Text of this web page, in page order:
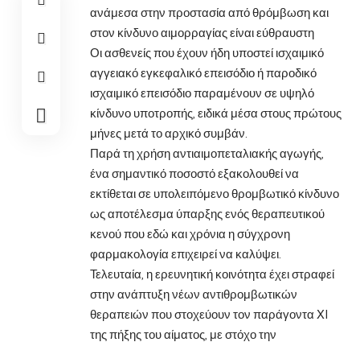
ανάμεσα στην προστασία από θρόμβωση και
στον κίνδυνο αιμορραγίας είναι εύθραυστη
Οι ασθενείς που έχουν ήδη υποστεί ισχαιμικό
αγγειακό εγκεφαλικό επεισόδιο ή παροδικό
ισχαιμικό επεισόδιο παραμένουν σε υψηλό
κίνδυνο υποτροπής, ειδικά μέσα στους πρώτους
μήνες μετά το αρχικό συμβάν.
Παρά τη χρήση αντιαιμοπεταλιακής αγωγής,
ένα σημαντικό ποσοστό εξακολουθεί να
εκτίθεται σε υπολειπόμενο θρομβωτικό κίνδυνο
ως αποτέλεσμα ύπαρξης ενός θεραπευτικού
κενού που εδώ και χρόνια η σύγχρονη
φαρμακολογία επιχειρεί να καλύψει.
Τελευταία, η ερευνητική κοινότητα έχει στραφεί
στην ανάπτυξη νέων αντιθρομβωτικών
θεραπειών που στοχεύουν τον παράγοντα XI
της πήξης του αίματος, με στόχο την